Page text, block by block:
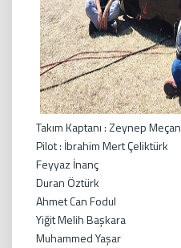
Takım Kaptanı : Zeynep Meçan
Pilot : İbrahim Mert Çeliktürk
Feyyaz İnanç
Duran Öztürk
Ahmet Can Fodul
Yiğit Melih Başkara
Muhammed Yaşar